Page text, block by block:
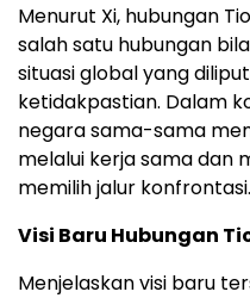
Menurut Xi, hubungan
salah satu hubungan
situasi global yang
ketidakpastian. Dalam
negara sama-sama
melalui kerja sama dan
memilih jalur konfrontasi.
Visi Baru Hubungan
Menjelaskan visi baru